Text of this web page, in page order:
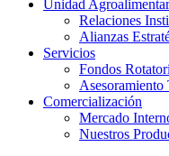
Unidad
Relaciones
Alianzas
Servicios
Fondos
Asesoramiento
Comercialización
Mercado
Nuestros